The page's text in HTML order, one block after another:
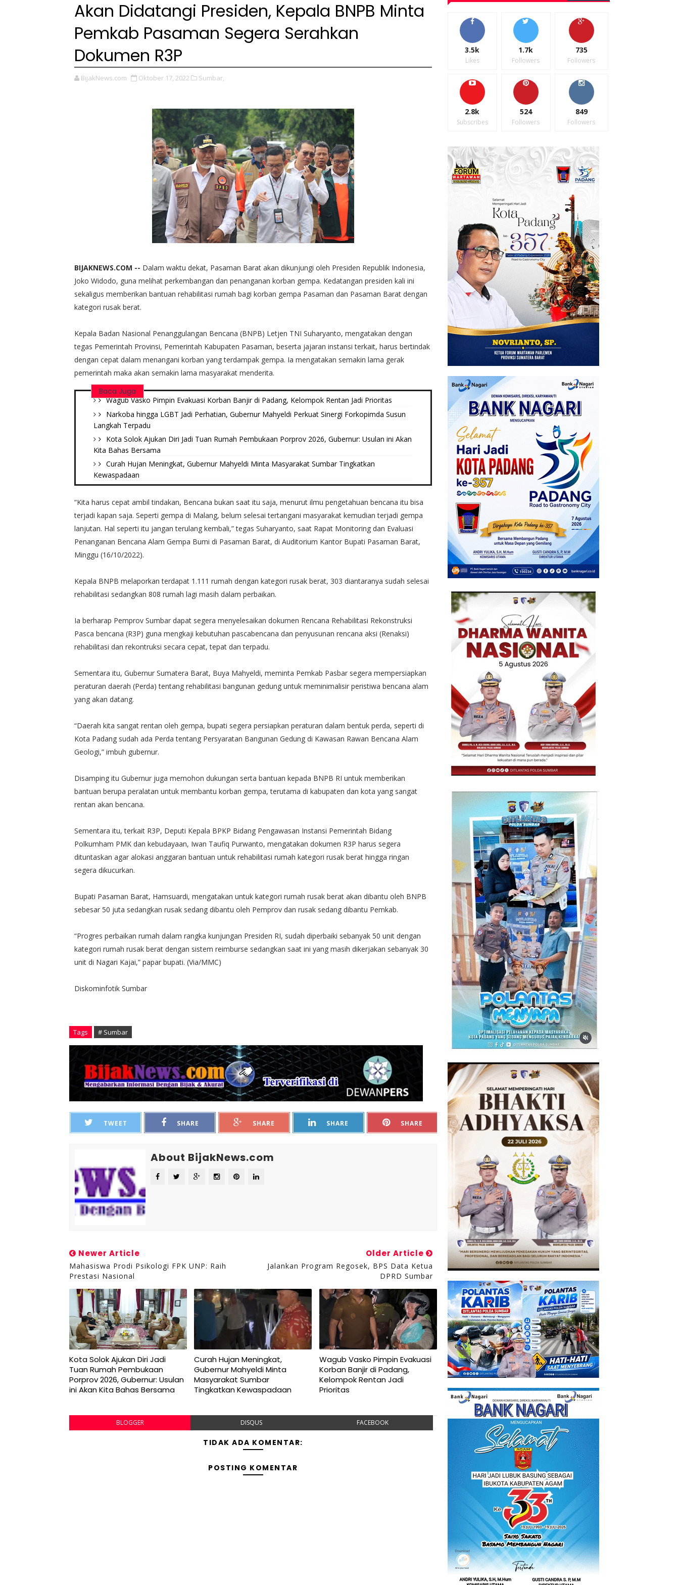
Akan Didatangi Presiden, Kepala BNPB Minta
Pemkab Pasaman Segera Serahkan
Dokumen R3P
BijakNews.com Oktober 17, 2022 Sumbar,
BIJAKNEWS.COM -- Dalam waktu dekat, Pasaman Barat akan dikunjungi oleh Presiden Republik Indonesia,
Joko Widodo, guna melihat perkembangan dan penanganan korban gempa. Kedatangan presiden kali ini
sekaligus memberikan bantuan rehabilitasi rumah bagi korban gempa Pasaman dan Pasaman Barat dengan
kategori rusak berat.
Kepala Badan Nasional Penanggulangan Bencana (BNPB) Letjen TNI Suharyanto, mengatakan dengan
tegas Pemerintah Provinsi, Pemerintah Kabupaten Pasaman, beserta jajaran instansi terkait, harus bertindak
dengan cepat dalam menangani korban yang terdampak gempa. Ia mengatakan semakin lama gerak
pemerintah maka akan semakin lama masyarakat menderita.
Baca Juga
Wagub Vasko Pimpin Evakuasi Korban Banjir di Padang, Kelompok Rentan Jadi Prioritas
Narkoba hingga LGBT Jadi Perhatian, Gubernur Mahyeldi Perkuat Sinergi Forkopimda Susun
Langkah Terpadu
Kota Solok Ajukan Diri Jadi Tuan Rumah Pembukaan Porprov 2026, Gubernur: Usulan ini Akan
Kita Bahas Bersama
Curah Hujan Meningkat, Gubernur Mahyeldi Minta Masyarakat Sumbar Tingkatkan
Kewaspadaan
“Kita harus cepat ambil tindakan, Bencana bukan saat itu saja, menurut ilmu pengetahuan bencana itu bisa
terjadi kapan saja. Seperti gempa di Malang, belum selesai tertangani masyarakat kemudian terjadi gempa
lanjutan. Hal seperti itu jangan terulang kembali,” tegas Suharyanto, saat Rapat Monitoring dan Evaluasi
Penanganan Bencana Alam Gempa Bumi di Pasaman Barat, di Auditorium Kantor Bupati Pasaman Barat,
Minggu (16/10/2022).
Kepala BNPB melaporkan terdapat 1.111 rumah dengan kategori rusak berat, 303 diantaranya sudah selesai
rehabilitasi sedangkan 808 rumah lagi masih dalam perbaikan.
Ia berharap Pemprov Sumbar dapat segera menyelesaikan dokumen Rencana Rehabilitasi Rekonstruksi
Pasca bencana (R3P) guna mengkaji kebutuhan pascabencana dan penyusunan rencana aksi (Renaksi)
rehabilitasi dan rekontruksi secara cepat, tepat dan terpadu.
Sementara itu, Gubernur Sumatera Barat, Buya Mahyeldi, meminta Pemkab Pasbar segera mempersiapkan
peraturan daerah (Perda) tentang rehabilitasi bangunan gedung untuk meminimalisir peristiwa bencana alam
yang akan datang.
“Daerah kita sangat rentan oleh gempa, bupati segera persiapkan peraturan dalam bentuk perda, seperti di
Kota Padang sudah ada Perda tentang Persyaratan Bangunan Gedung di Kawasan Rawan Bencana Alam
Geologi,” imbuh gubernur.
Disamping itu Gubernur juga memohon dukungan serta bantuan kepada BNPB RI untuk memberikan
bantuan berupa peralatan untuk membantu korban gempa, terutama di kabupaten dan kota yang sangat
rentan akan bencana.
Sementara itu, terkait R3P, Deputi Kepala BPKP Bidang Pengawasan Instansi Pemerintah Bidang
Polkumham PMK dan kebudayaan, Iwan Taufiq Purwanto, mengatakan dokumen R3P harus segera
dituntaskan agar alokasi anggaran bantuan untuk rehabilitasi rumah kategori rusak berat hingga ringan
segera dikucurkan.
Bupati Pasaman Barat, Hamsuardi, mengatakan untuk kategori rumah rusak berat akan dibantu oleh BNPB
sebesar 50 juta sedangkan rusak sedang dibantu oleh Pemprov dan rusak sedang dibantu Pemkab.
“Progres perbaikan rumah dalam rangka kunjungan Presiden RI, sudah diperbaiki sebanyak 50 unit dengan
kategori rumah rusak berat dengan sistem reimburse sedangkan saat ini yang masih dikerjakan sebanyak 30
unit di Nagari Kajai,” papar bupati. (Via/MMC)
Diskominfotik Sumbar
Tags # Sumbar
TWEET SHARE SHARE SHARE SHARE
About BijakNews.com
Newer Article
Mahasiswa Prodi Psikologi FPK UNP: Raih
Prestasi Nasional
Older Article
Jalankan Program Regosek, BPS Data Ketua
DPRD Sumbar
Kota Solok Ajukan Diri Jadi
Tuan Rumah Pembukaan
Porprov 2026, Gubernur: Usulan
ini Akan Kita Bahas Bersama
Curah Hujan Meningkat,
Gubernur Mahyeldi Minta
Masyarakat Sumbar
Tingkatkan Kewaspadaan
Wagub Vasko Pimpin Evakuasi
Korban Banjir di Padang,
Kelompok Rentan Jadi
Prioritas
BLOGGER DISQUS FACEBOOK
TIDAK ADA KOMENTAR:
POSTING KOMENTAR
3.5k
Likes
1.7k
Followers
735
Followers
2.8k
Subscribes
524
Followers
849
Followers